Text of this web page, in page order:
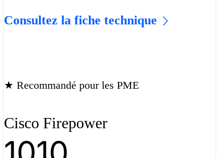
Consultez la fiche technique
★ Recommandé pour les PME
Cisco Firepower